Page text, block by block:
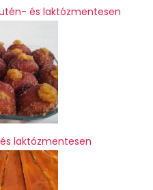
és laktózmentesen
laktózmentesen